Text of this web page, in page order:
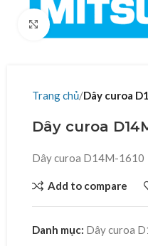
Click to enlarge
Trang chủ Dây curoa
Dây curoa
Dây curoa D14M-1610
Add to compare
Danh mục: Dây curoa